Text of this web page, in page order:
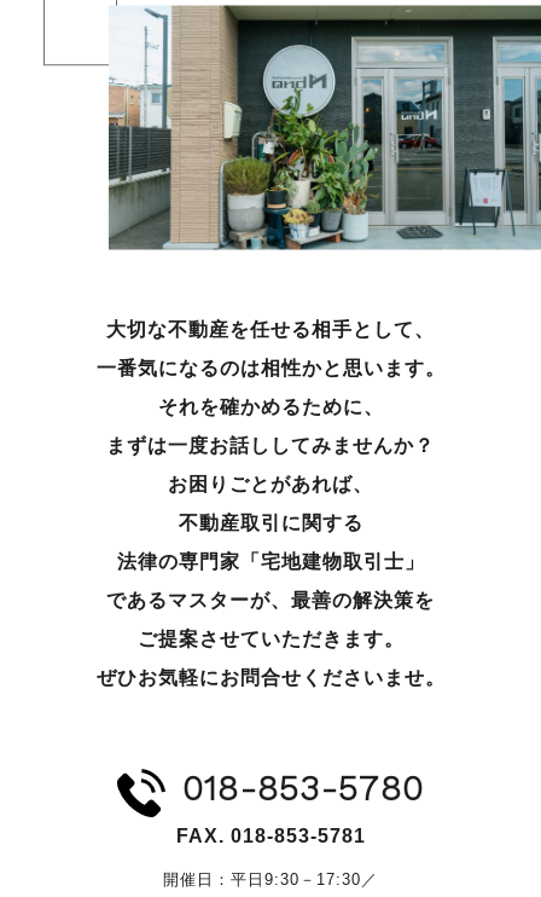
大切な不動産を任せる相手として、
一番気になるのは相性かと思います。
それを確かめるために、
まずは一度お話ししてみませんか？
お困りごとがあれば、
不動産取引に関する
法律の専門家「宅地建物取引士」
であるマスターが、 最善の解決策を
ご提案させていただきます。
ぜひお気軽にお問合せくださいませ。
018-853-5780
FAX. 018-853-5781
開催日：平日9:30－17:30／